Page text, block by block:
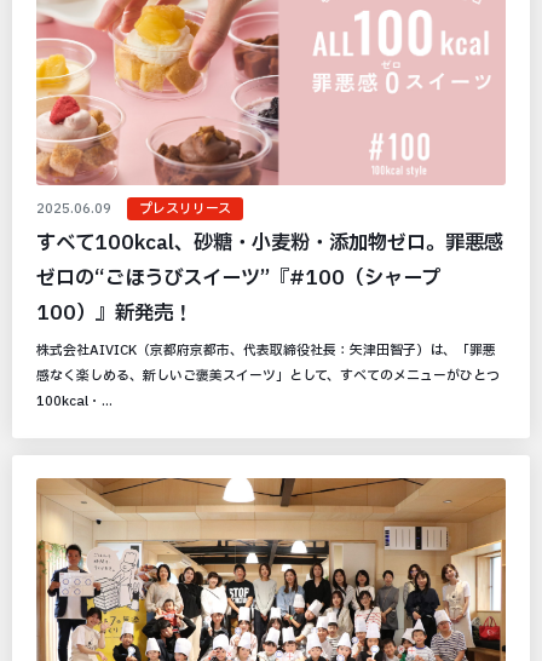
2025.06.09 プレスリリース
すべて100kcal、砂糖・小麦粉・添加物ゼロ。罪悪感
ゼロの“ごほうびスイーツ”『#100（シャープ
100）』新発売！
株式会社AIVICK（京都府京都市、代表取締役社長：矢津田智子）は、「罪悪
感なく楽しめる、新しいご褒美スイーツ」として、すべてのメニューがひとつ
100kcal・...